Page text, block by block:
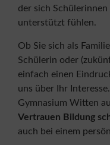
der sich
unterstützt fühlen.
Ob Sie sich als
Schülerin oder
einfach einen
uns über Ihr
Gymnasium Witten
Vertrauen Bildung
auch bei einem